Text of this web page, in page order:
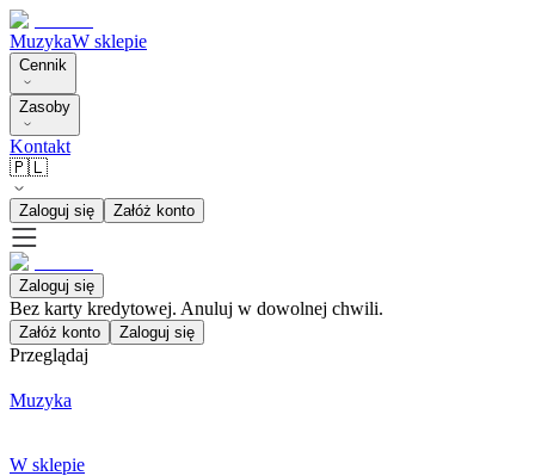
MuzykaW sklepie
Cennik
Zasoby
Kontakt
🇵🇱
Zaloguj się Załóż konto
Zaloguj się
Bez karty kredytowej. Anuluj w dowolnej chwili.
Załóż konto Zaloguj się
Przeglądaj
Muzyka
W sklepie